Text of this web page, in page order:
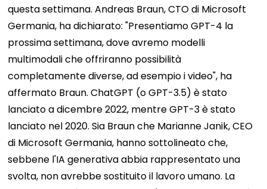
questa settimana. Andreas Braun, CTO di Microsoft
Germania, ha dichiarato: "Presentiamo GPT-4 la
prossima settimana, dove avremo modelli
multimodali che offriranno possibilità
completamente diverse, ad esempio i video", ha
affermato Braun. ChatGPT (o GPT-3.5) è stato
lanciato a dicembre 2022, mentre GPT-3 è stato
lanciato nel 2020. Sia Braun che Marianne Janik, CEO
di Microsoft Germania, hanno sottolineato che,
sebbene l'IA generativa abbia rappresentato una
svolta, non avrebbe sostituito il lavoro umano. La